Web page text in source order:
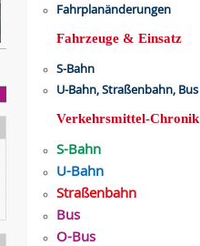
Fahrplanänderungen
Fahrzeuge & Einsatz
S-Bahn
U-Bahn, Straßenbahn, Bus
Verkehrsmittel-Chronik
S-Bahn
U-Bahn
Straßenbahn
Bus
O-Bus